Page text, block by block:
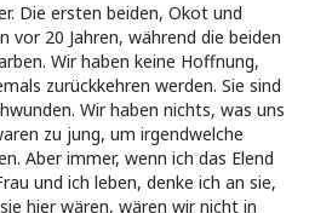
Die ersten beiden, Okot und
vor 20 Jahren, während die beiden
Wir haben keine Hoffnung,
zurückkehren werden. Sie sind
Wir haben nichts, was uns
zu jung, um irgendwelche
Aber immer, wenn ich das Elend
und ich leben, denke ich an sie,
hier wären, wären wir nicht in